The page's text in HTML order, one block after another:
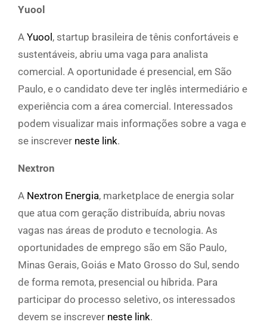
Yuool
A Yuool , startup brasileira de tênis confortáveis e
sustentáveis, abriu uma vaga para analista
comercial. A oportunidade é presencial, em São
Paulo, e o candidato deve ter inglês intermediário e
experiência com a área comercial. Interessados
podem visualizar mais informações sobre a vaga e
se inscrever neste link.
Nextron
A Nextron Energia, marketplace de energia solar
que atua com geração distribuída, abriu novas
vagas nas áreas de produto e tecnologia. As
oportunidades de emprego são em São Paulo,
Minas Gerais, Goiás e Mato Grosso do Sul, sendo
de forma remota, presencial ou híbrida. Para
participar do processo seletivo, os interessados
devem se inscrever neste link.